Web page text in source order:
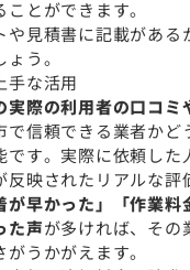
とができます。
や見積書に記載がある
う。
手な活用
実際の利用者の口コミ
で信頼できる業者かど
す。実際に依頼した
映されたリアルな評
が早かった」「作業
た声が多ければ、その
うかがえます。